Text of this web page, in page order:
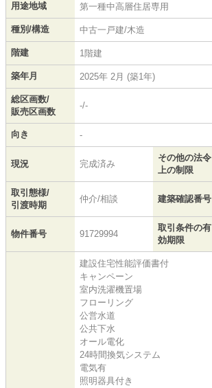
用途地域 第一種中高層住居専用
種別/構造 中古一戸建/木造
階建 1階建
築年月 2025年 2月 (築1年)
総区画数/
販売区画数
-/-
向き -
現況 完成済み
その他の法令
上の制限
取引態様/
引渡時期
仲介/相談 建築確認番号
物件番号 91729994
取引条件の有
効期限
建設住宅性能評価書付
キャンペーン
室内洗濯機置場
フローリング
公営水道
公共下水
オール電化
24時間換気システム
電気有
照明器具付き